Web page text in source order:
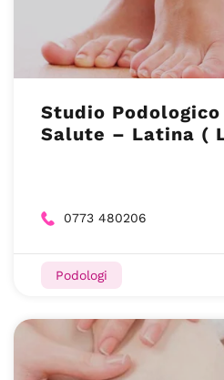
Studio Podologico
Salute – Latina (
0773 480206
Podologi